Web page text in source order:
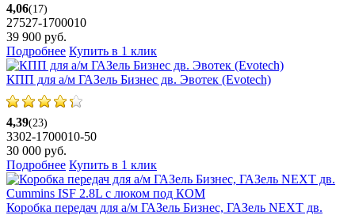
4,06(17)
27527-1700010
39 900 руб.
Подробнее Купить в 1 клик
КПП для а/м ГАЗель Бизнес дв. Эвотек (Evotech)
4,39(23)
3302-1700010-50
30 000 руб.
Подробнее Купить в 1 клик
Коробка передач для а/м ГАЗель Бизнес, ГАЗель NEXT дв.